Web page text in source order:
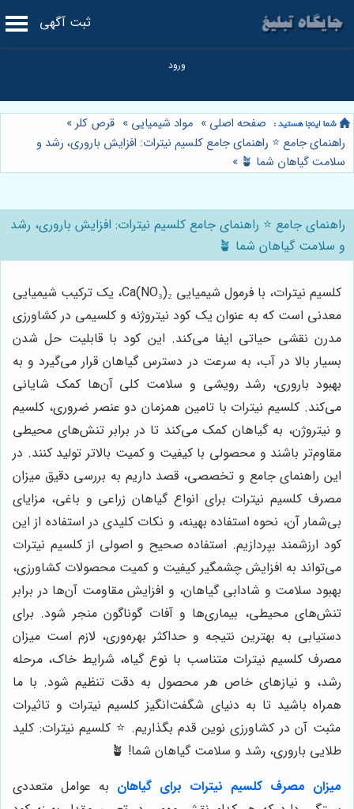
ثبت آگهی
صفحه اصلی » مواد شیمیایی » قرص کلر»
راهنمای جامع ⭐️ راهنمای جامع کلسیم نیترات: افزایش باروری، رشد و
سلامت گیاهان شما 🪴
»
راهنمای جامع ⭐️ راهنمای جامع کلسیم نیترات: افزایش باروری، رشد
و سلامت گیاهان شما 🪴
کلسیم نیترات، با فرمول شیمیایی Ca(NO₃)₂، یک ترکیب شیمیایی
معدنی است که به عنوان یک کود نیتروژنه و کلسیمی در کشاورزی
مدرن نقشی حیاتی ایفا می‌کند. این کود با قابلیت حل شدن
بسیار بالا در آب، به سرعت در دسترس گیاهان قرار می‌گیرد و به
بهبود باروری، رشد رویشی و سلامت کلی آن‌ها کمک شایانی
می‌کند. کلسیم نیترات با تامین همزمان دو عنصر ضروری، کلسیم
و نیتروژن، به گیاهان کمک می‌کند تا در برابر تنش‌های محیطی
مقاوم‌تر باشند و محصولی با کیفیت و کمیت بالاتر تولید کنند. در
این راهنمای جامع و تخصصی، قصد داریم به بررسی دقیق میزان
مصرف کلسیم نیترات برای انواع گیاهان زراعی و باغی، مزایای
بی‌شمار آن، نحوه استفاده بهینه، و نکات کلیدی در استفاده از این
کود ارزشمند بپردازیم. استفاده صحیح و اصولی از کلسیم نیترات
می‌تواند به افزایش چشمگیر کیفیت و کمیت محصولات کشاورزی،
بهبود سلامت و شادابی گیاهان، و افزایش مقاومت آن‌ها در برابر
تنش‌های محیطی، بیماری‌ها و آفات گوناگون منجر شود. برای
دستیابی به بهترین نتیجه و حداکثر بهره‌وری، لازم است میزان
مصرف کلسیم نیترات متناسب با نوع گیاه، شرایط خاک، مرحله
رشد، و نیازهای خاص هر محصول به دقت تنظیم شود. با ما
همراه باشید تا به دنیای شگفت‌انگیز کلسیم نیترات و تاثیرات
مثبت آن در کشاورزی نوین قدم بگذاریم. ⭐️ کلسیم نیترات: کلید
طلایی باروری، رشد و سلامت گیاهان شما! 🪴
میزان مصرف کلسیم نیترات برای گیاهان به عوامل متعددی